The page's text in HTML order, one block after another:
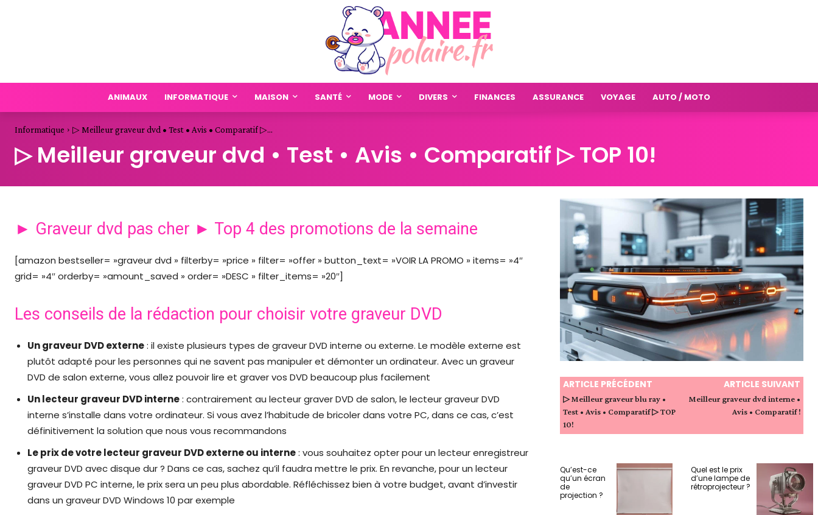
ANIMAUX INFORMATIQUE MAISON SANTÉ MODE DIVERS FINANCES ASSURANCE VOYAGE AUTO / MOTO
Informatique ▷ Meilleur graveur dvd • Test • Avis • Comparatif ▷...
▷ Meilleur graveur dvd • Test • Avis • Comparatif ▷ TOP 10!
► Graveur dvd pas cher ► Top 4 des promotions de la semaine
[amazon bestseller= »graveur dvd » filterby= »price » filter= »offer » button_text= »VOIR LA PROMO » items= »4″
grid= »4″ orderby= »amount_saved » order= »DESC » filter_items= »20″]
Les conseils de la rédaction pour choisir votre graveur DVD
Un graveur DVD externe: il existe plusieurs types de graveur DVD interne ou externe. Le modèle externe est
plutôt adapté pour les personnes qui ne savent pas manipuler et démonter un ordinateur. Avec un graveur
DVD de salon externe, vous allez pouvoir lire et graver vos DVD beaucoup plus facilement
Un lecteur graveur DVD interne: contrairement au lecteur graver DVD de salon, le lecteur graveur DVD
interne s’installe dans votre ordinateur. Si vous avez l’habitude de bricoler dans votre PC, dans ce cas, c’est
définitivement la solution que nous vous recommandons
Le prix de votre lecteur graveur DVD externe ou interne: vous souhaitez opter pour un lecteur enregistreur
graveur DVD avec disque dur ? Dans ce cas, sachez qu’il faudra mettre le prix. En revanche, pour un lecteur
graveur DVD PC interne, le prix sera un peu plus abordable. Réfléchissez bien à votre budget, avant d’investir
dans un graveur DVD Windows 10 par exemple
ARTICLE PRÉCÉDENT
▷ Meilleur graveur blu ray •
Test • Avis • Comparatif ▷ TOP
10!
ARTICLE SUIVANT
Meilleur graveur dvd interne •
Avis • Comparatif !
Qu’est-ce
qu’un écran
de
projection ?
Quel est le prix
d’une lampe de
rétroprojecteur ?